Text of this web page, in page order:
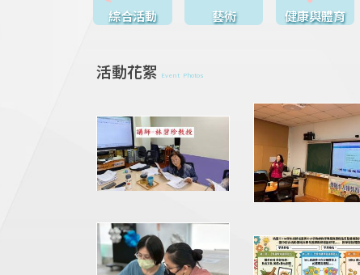
綜合活動 藝術 健康與體育
活動花絮 Event Photos